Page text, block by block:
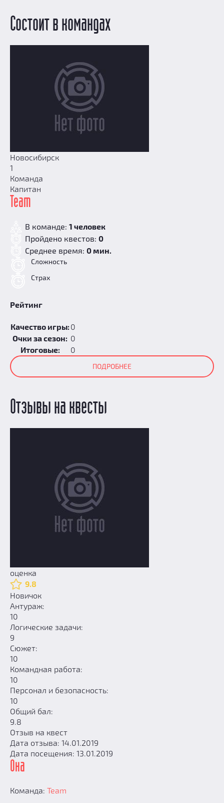
Партнерам
Состоит в командах
Новосибирск
1
Команда
Капитан
Team
В команде: 1 человек
Пройдено квестов: 0
Среднее время: 0 мин.
Сложность
Страх
Рейтинг
Качество игры: 0
Очки за сезон: 0
Итоговые:
0
ПОДРОБНЕЕ
Отзывы на квесты
оценка
9.8
Новичок
Антураж:
10
Логические задачи:
9
Сюжет:
10
Командная работа:
10
Персонал и безопасность:
10
Общий бал:
9.8
Отзыв на квест
Дата отзыва: 14.01.2019
Дата посещения: 13.01.2019
Она
Команда: Team